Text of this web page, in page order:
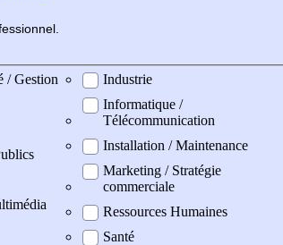
/ Gestion
Industrie
Informatique /
Télécommunication
Installation / Maintenance
Marketing / Stratégie
commerciale
Ressources Humaines
Santé